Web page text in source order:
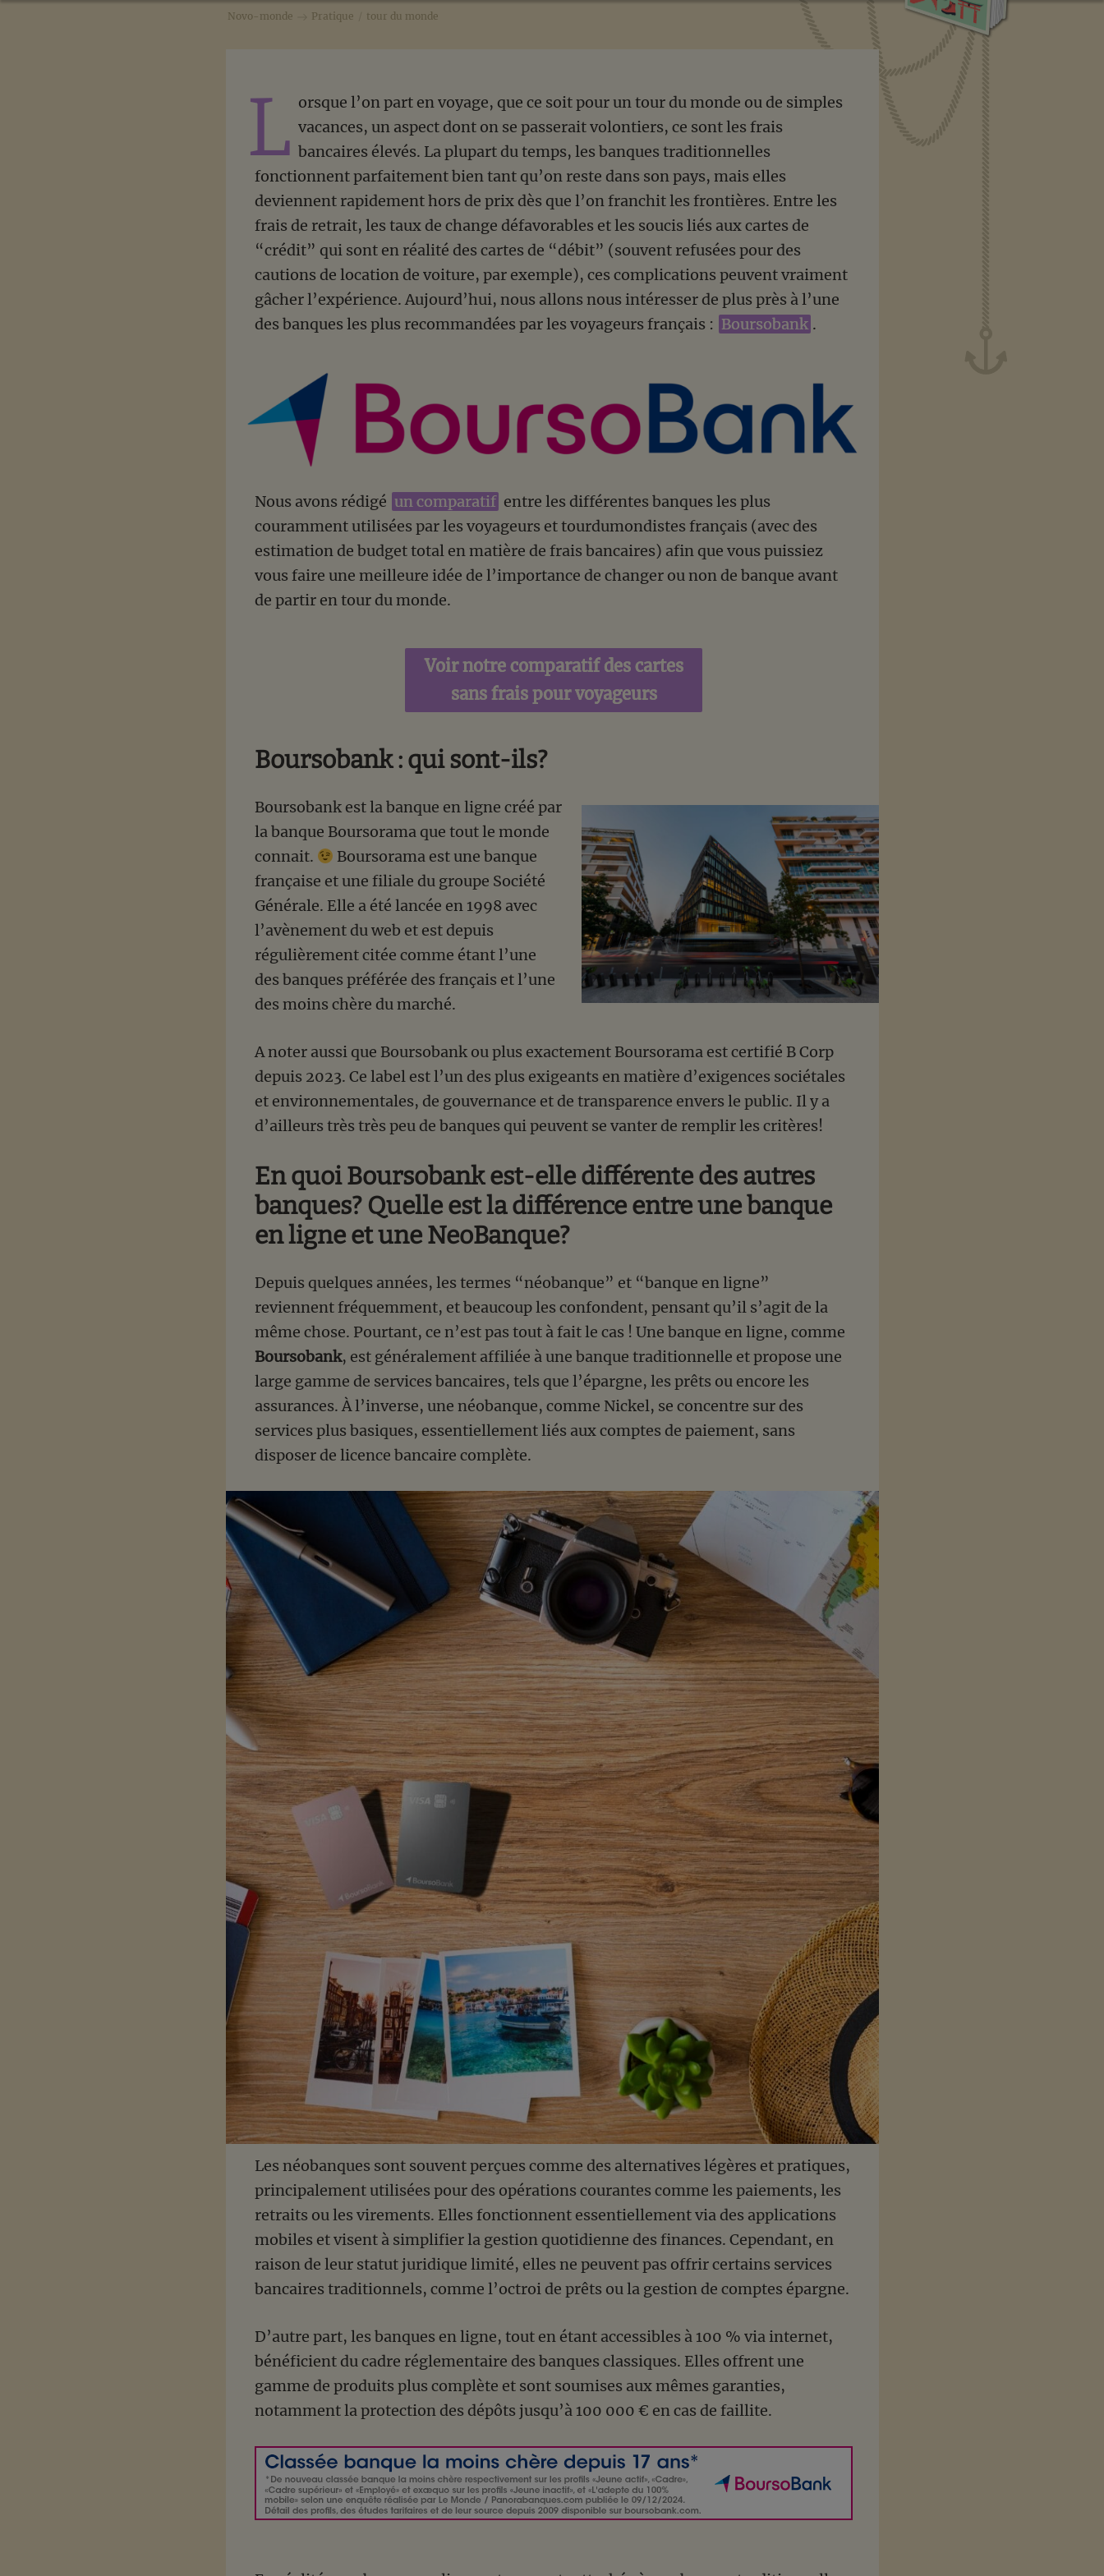
Novo-monde Pratique tour du monde
L orsque l’on part en voyage, que ce soit pour un tour du monde ou de simples
vacances, un aspect dont on se passerait volontiers, ce sont les frais
bancaires élevés. La plupart du temps, les banques traditionnelles
fonctionnent parfaitement bien tant qu’on reste dans son pays, mais elles
deviennent rapidement hors de prix dès que l’on franchit les frontières. Entre les
frais de retrait, les taux de change défavorables et les soucis liés aux cartes de
“crédit” qui sont en réalité des cartes de “débit” (souvent refusées pour des
cautions de location de voiture, par exemple), ces complications peuvent vraiment
gâcher l’expérience. Aujourd’hui, nous allons nous intéresser de plus près à l’une
des banques les plus recommandées par les voyageurs français : Boursobank .
Nous avons rédigé un comparatif entre les différentes banques les plus
couramment utilisées par les voyageurs et tourdumondistes français (avec des
estimation de budget total en matière de frais bancaires) afin que vous puissiez
vous faire une meilleure idée de l’importance de changer ou non de banque avant
de partir en tour du monde.
Voir notre comparatif des cartes
sans frais pour voyageurs
Boursobank : qui sont-ils?
Boursobank est la banque en ligne créé par
la banque Boursorama que tout le monde
connait.
Boursorama est une banque
française et une filiale du groupe Société
Générale. Elle a été lancée en 1998 avec
l’avènement du web et est depuis
régulièrement citée comme étant l’une
des banques préférée des français et l’une
des moins chère du marché.
A noter aussi que Boursobank ou plus exactement Boursorama est certifié B Corp
depuis 2023. Ce label est l’un des plus exigeants en matière d’exigences sociétales
et environnementales, de gouvernance et de transparence envers le public. Il y a
d’ailleurs très très peu de banques qui peuvent se vanter de remplir les critères!
En quoi Boursobank est-elle différente des autres
banques? Quelle est la différence entre une banque
en ligne et une NeoBanque?
Depuis quelques années, les termes “néobanque” et “banque en ligne”
reviennent fréquemment, et beaucoup les confondent, pensant qu’il s’agit de la
même chose. Pourtant, ce n’est pas tout à fait le cas ! Une banque en ligne, comme
Boursobank, est généralement affiliée à une banque traditionnelle et propose une
large gamme de services bancaires, tels que l’épargne, les prêts ou encore les
assurances. À l’inverse, une néobanque, comme Nickel, se concentre sur des
services plus basiques, essentiellement liés aux comptes de paiement, sans
disposer de licence bancaire complète.
Les néobanques sont souvent perçues comme des alternatives légères et pratiques,
principalement utilisées pour des opérations courantes comme les paiements, les
retraits ou les virements. Elles fonctionnent essentiellement via des applications
mobiles et visent à simplifier la gestion quotidienne des finances. Cependant, en
raison de leur statut juridique limité, elles ne peuvent pas offrir certains services
bancaires traditionnels, comme l’octroi de prêts ou la gestion de comptes épargne.
D’autre part, les banques en ligne, tout en étant accessibles à 100 % via internet,
bénéficient du cadre réglementaire des banques classiques. Elles offrent une
gamme de produits plus complète et sont soumises aux mêmes garanties,
notamment la protection des dépôts jusqu’à 100 000 € en cas de faillite.